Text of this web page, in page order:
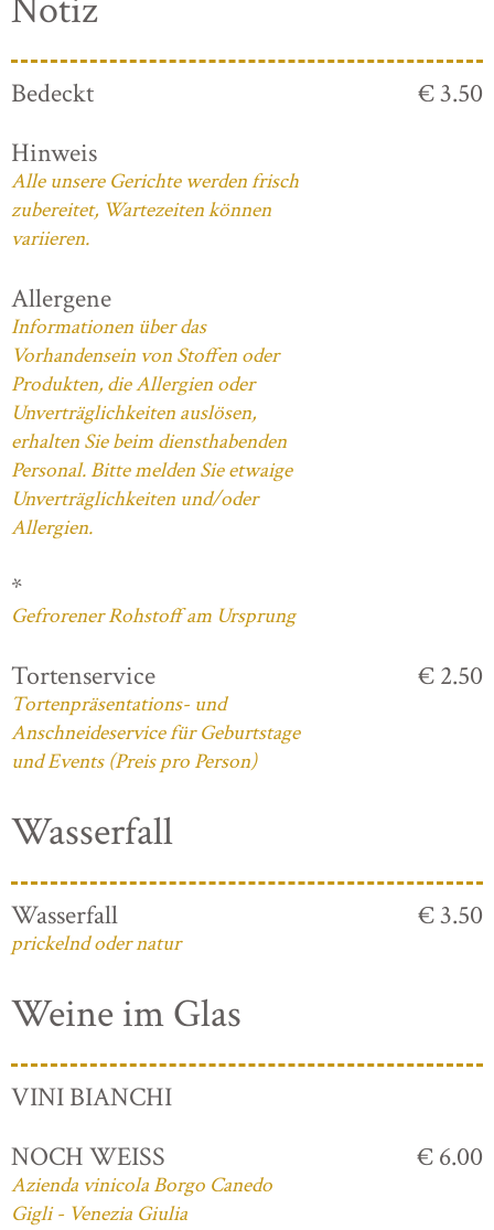
Notiz
Bedeckt
€ 3.50
Hinweis
Alle unsere Gerichte werden frisch
zubereitet, Wartezeiten können
variieren.
Allergene
Informationen über das
Vorhandensein von Stoffen oder
Produkten, die Allergien oder
Unverträglichkeiten auslösen,
erhalten Sie beim diensthabenden
Personal. Bitte melden Sie etwaige
Unverträglichkeiten und/oder
Allergien.
*
Gefrorener Rohstoff am Ursprung
Tortenservice
Tortenpräsentations- und
Anschneideservice für Geburtstage
und Events (Preis pro Person)
€ 2.50
Wasserfall
Wasserfall
prickelnd oder natur
€ 3.50
Weine im Glas
VINI BIANCHI
NOCH WEISS
Azienda vinicola Borgo Canedo
Gigli - Venezia Giulia
€ 6.00